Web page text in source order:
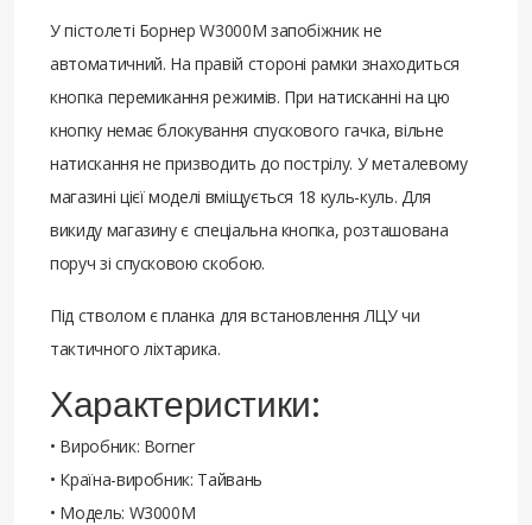
У пістолеті Борнер W3000M запобіжник не
автоматичний. На правій стороні рамки знаходиться
кнопка перемикання режимів. При натисканні на цю
кнопку немає блокування спускового гачка, вільне
натискання не призводить до пострілу. У металевому
магазині цієї моделі вміщується 18 куль-куль. Для
викиду магазину є спеціальна кнопка, розташована
поруч зі спусковою скобою.
Під стволом є планка для встановлення ЛЦУ чи
тактичного ліхтарика.
Характеристики:
• Виробник: Borner
• Країна-виробник: Тайвань
• Модель: W3000M